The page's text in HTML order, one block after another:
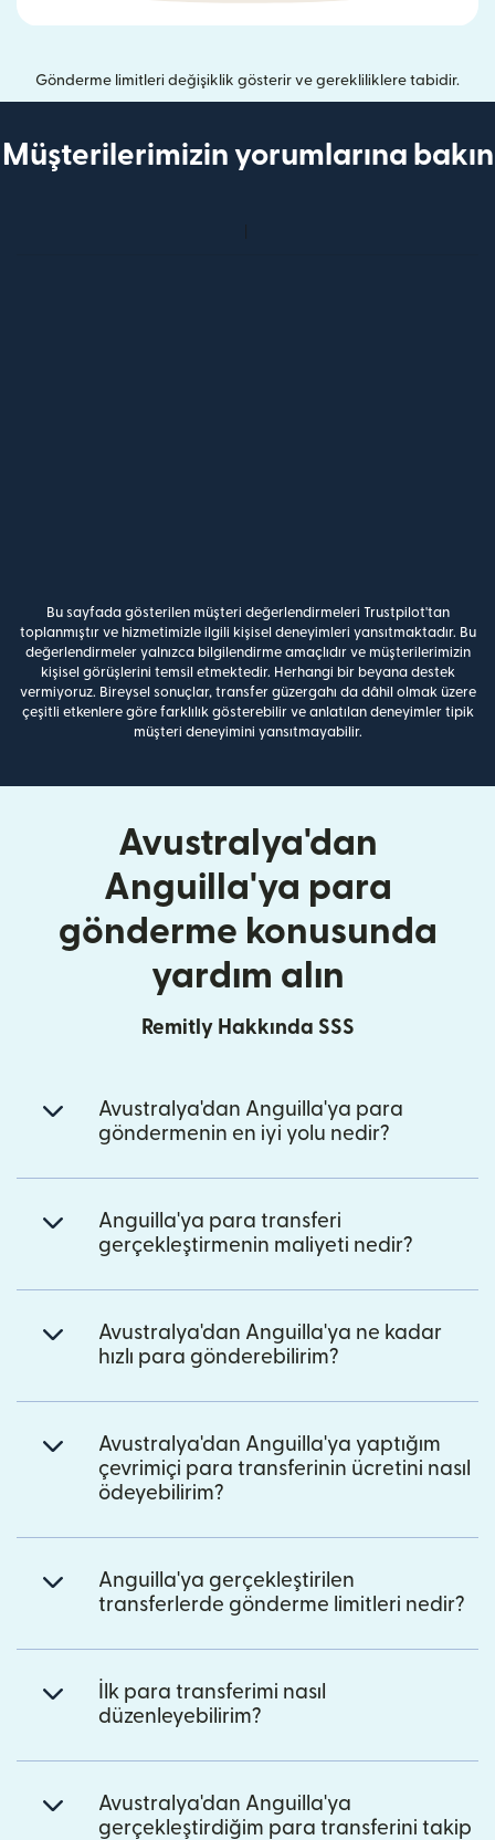
Gönderme limitleri değişiklik gösterir ve gerekliliklere tabidir.
Müşterilerimizin yorumlarına bakın
Bu sayfada gösterilen müşteri değerlendirmeleri Trustpilot'tan
toplanmıştır ve hizmetimizle ilgili kişisel deneyimleri yansıtmaktadır. Bu
değerlendirmeler yalnızca bilgilendirme amaçlıdır ve müşterilerimizin
kişisel görüşlerini temsil etmektedir. Herhangi bir beyana destek
vermiyoruz. Bireysel sonuçlar, transfer güzergahı da dâhil olmak üzere
çeşitli etkenlere göre farklılık gösterebilir ve anlatılan deneyimler tipik
müşteri deneyimini yansıtmayabilir.
Avustralya'dan
Anguilla'ya para
gönderme konusunda
yardım alın
Remitly Hakkında SSS
Avustralya'dan Anguilla'ya para
göndermenin en iyi yolu nedir?
Anguilla'ya para transferi
gerçekleştirmenin maliyeti nedir?
Avustralya'dan Anguilla'ya ne kadar
hızlı para gönderebilirim?
Avustralya'dan Anguilla'ya yaptığım
çevrimiçi para transferinin ücretini nasıl
ödeyebilirim?
Anguilla'ya gerçekleştirilen
transferlerde gönderme limitleri nedir?
İlk para transferimi nasıl
düzenleyebilirim?
Avustralya'dan Anguilla'ya
gerçekleştirdiğim para transferini takip